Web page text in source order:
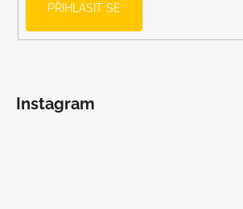
PŘIHLÁSIT SE
Instagram